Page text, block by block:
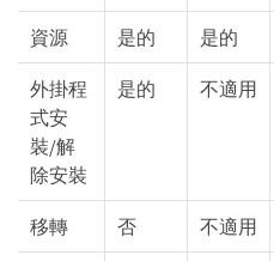
資源 是的 是的
外掛程
式安
裝/解
除安裝
是的 不適用
移轉 否 不適用